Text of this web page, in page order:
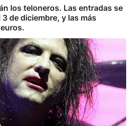
los teloneros. Las entradas se
de diciembre, y las más